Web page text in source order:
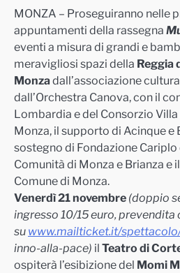
MONZA – Proseguiranno nelle
appuntamenti della rassegna
eventi a misura di grandi e
meravigliosi spazi della Reggia
Monzadall’associazione
dall’Orchestra Canova, con il
Lombardia e del Consorzio Villa
Monza, il supporto di Acinque e
sostegno di Fondazione Cariplo
Comunità di Monza e Brianza e
Comune di Monza.
Venerdì 21 novembre (doppio
ingresso 10/15 euro, prevendita
su www.mailticket.it/
inno-alla-pace) il Teatro di
ospiterà l’esibizione del Momi